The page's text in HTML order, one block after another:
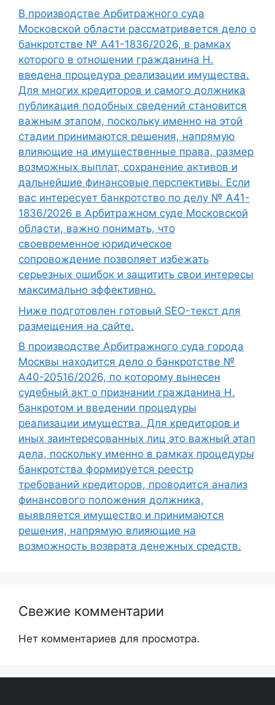
В производстве Арбитражного суда
Московской области рассматривается дело о
банкротстве № А41-1836/2026, в рамках
которого в отношении гражданина Н.
введена процедура реализации имущества.
Для многих кредиторов и самого должника
публикация подобных сведений становится
важным этапом, поскольку именно на этой
стадии принимаются решения, напрямую
влияющие на имущественные права, размер
возможных выплат, сохранение активов и
дальнейшие финансовые перспективы. Если
вас интересует банкротство по делу № А41-
1836/2026 в Арбитражном суде Московской
области, важно понимать, что
своевременное юридическое
сопровождение позволяет избежать
серьезных ошибок и защитить свои интересы
максимально эффективно.
Ниже подготовлен готовый SEO-текст для
размещения на сайте.
В производстве Арбитражного суда города
Москвы находится дело о банкротстве №
А40-20516/2026, по которому вынесен
судебный акт о признании гражданина Н.
банкротом и введении процедуры
реализации имущества. Для кредиторов и
иных заинтересованных лиц это важный этап
дела, поскольку именно в рамках процедуры
банкротства формируется реестр
требований кредиторов, проводится анализ
финансового положения должника,
выявляется имущество и принимаются
решения, напрямую влияющие на
возможность возврата денежных средств.
Свежие комментарии
Нет комментариев для просмотра.